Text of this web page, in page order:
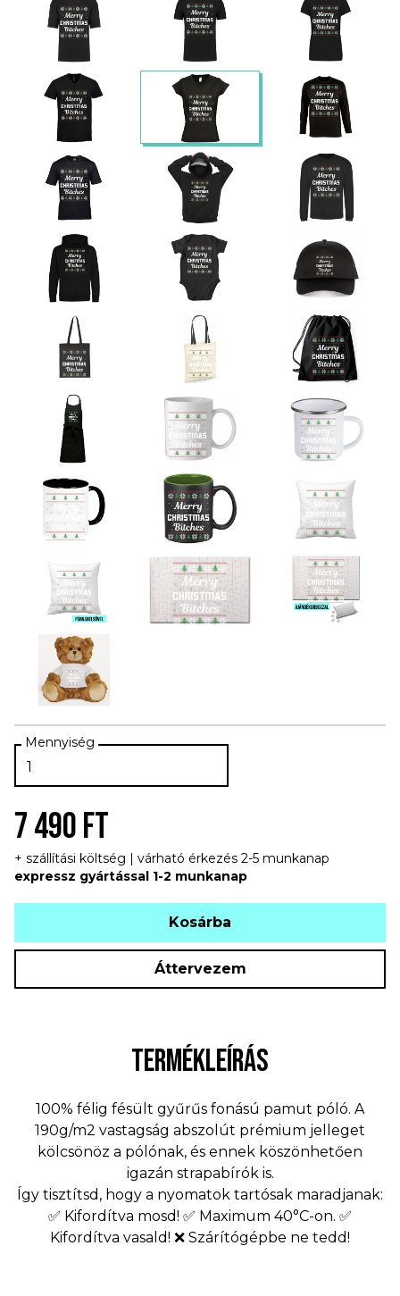
7 490 FT
+ szállítási költség | várható érkezés 2-5 munkanap
expressz gyártással 1-2 munkanap
Kosárba
Áttervezem
TERMÉKLEÍRÁS
100% félig fésült gyűrűs fonású pamut póló. A
190g/m2 vastagság abszolút prémium jelleget
kölcsönöz a pólónak, és ennek köszönhetően
igazán strapabírók is.
Így tisztítsd, hogy a nyomatok tartósak maradjanak:
✅ Kifordítva mosd! ✅ Maximum 40°C-on. ✅
Kifordítva vasald! ❌ Szárítógépbe ne tedd!